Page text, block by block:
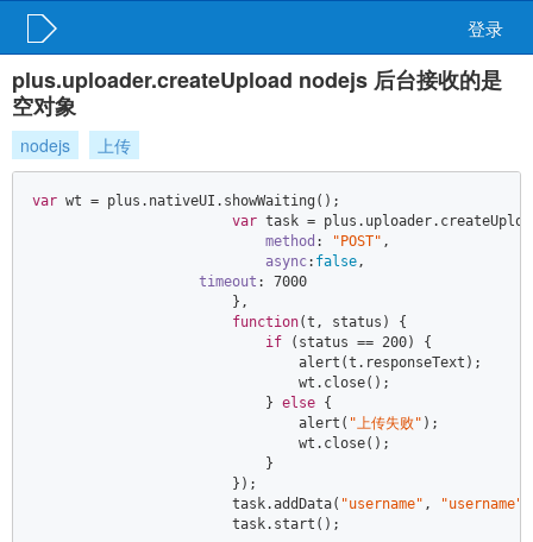
登录
plus.uploader.createUpload nodejs 后台接收的是
空对象
nodejs 上传
var wt = plus.nativeUI.showWaiting();
var task =
method : "POST" ,
async: false,
timeout : 7000
                        },
function(t, status ) {
if (status == 200) {
                                alert(t.responseText);
                                wt.close();
                            }
else {
                                alert(
"上传失败" );
                                wt.close();
                            }
                        });
                        task.addData(
"username" , "username"
                        task.start();